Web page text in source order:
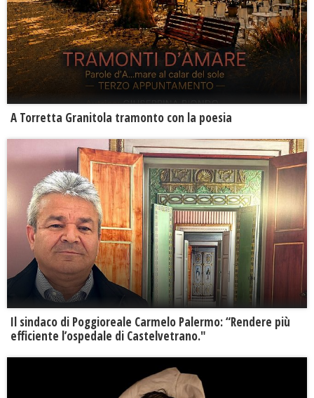
​A Torretta Granitola tramonto con la poesia
Il sindaco di Poggioreale Carmelo Palermo: “Rendere più
efficiente l’ospedale di Castelvetrano."